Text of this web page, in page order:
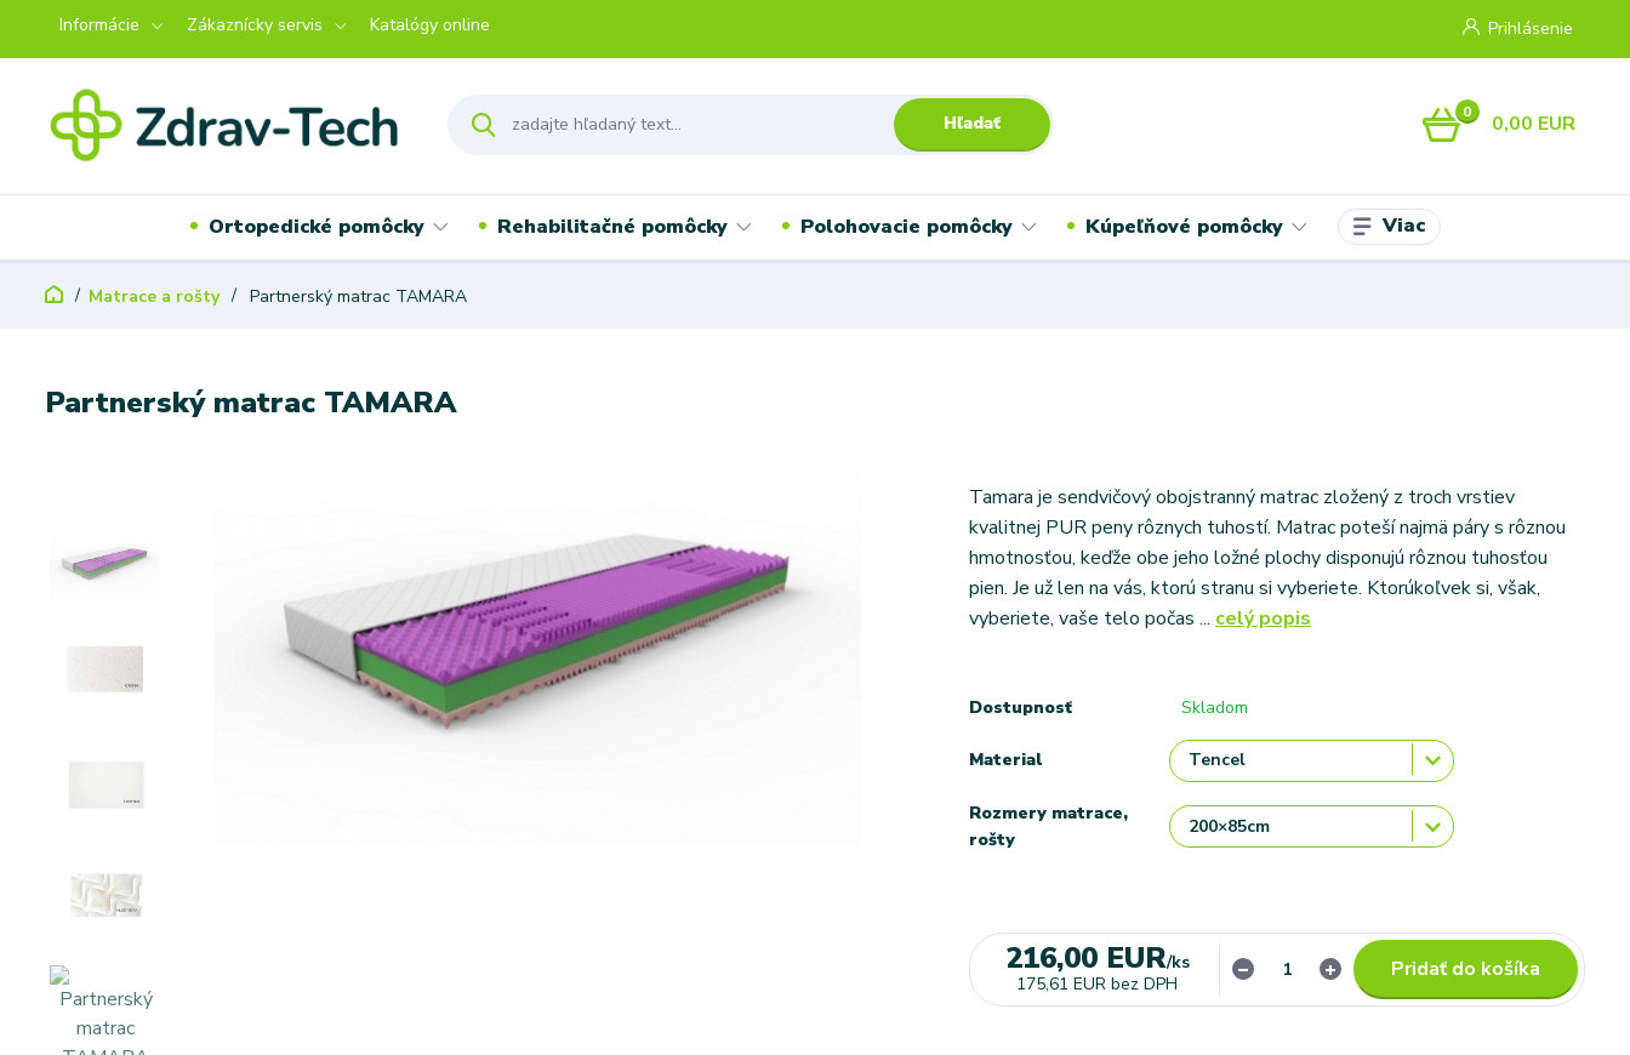
Informácie Zákaznícky servis Katalógy online Prihlásenie
Hľadať 0 0,00 EUR
Ortopedické pomôcky Rehabilitačné pomôcky Polohovacie pomôcky Kúpeľňové pomôcky Viac
Matrace a rošty Partnerský matrac TAMARA
Partnerský matrac TAMARA
Tamara je sendvičový obojstranný matrac zložený z troch vrstiev
kvalitnej PUR peny rôznych tuhostí. Matrac poteší najmä páry s rôznou
hmotnosťou, keďže obe jeho ložné plochy disponujú rôznou tuhosťou
pien. Je už len na vás, ktorú stranu si vyberiete. Ktorúkoľvek si, však,
vyberiete, vaše telo počas ... celý popis
Dostupnosť Skladom
Material
Rozmery matrace,
rošty
216,00 EUR/ks
175,61 EUR bez DPH
Pridať do košíka